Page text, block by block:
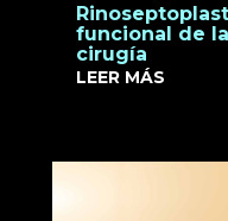
funcional de
cirugía
LEER MÁS